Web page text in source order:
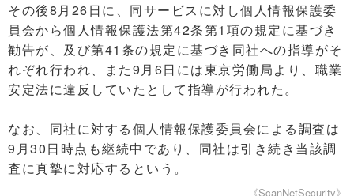
その後8月26日に、同サービスに対し個人情報保護委
員会から個人情報保護法第42条第1項の規定に基づき
勧告が、及び第41条の規定に基づき同社への指導がそ
れぞれ行われ、また9月6日には東京労働局より、職業
安定法に違反していたとして指導が行われた。
なお、同社に対する個人情報保護委員会による調査は
9月30日時点も継続中であり、同社は引き続き当該調
査に真摯に対応するという。
《ScanNetSecurity》